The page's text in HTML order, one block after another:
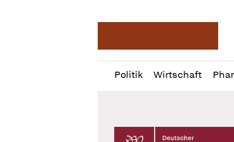
Politik Wirtschaft
Profil
öffnen
Daz
Pur
Deutscher Apotheker